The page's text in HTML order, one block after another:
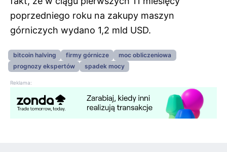
poprzedniego roku na zakupy maszyn
górniczych wydano 1,2 mld USD.
bitcoin halving firmy górnicze
moc obliczeniowa
prognozy ekspertów
spadek mocy
Reklama: